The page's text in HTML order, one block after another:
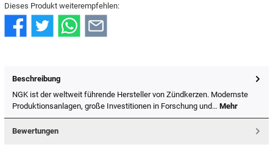
Dieses Produkt weiterempfehlen:
Beschreibung
NGK ist der weltweit führende Hersteller von Zündkerzen. Modernste
Produktionsanlagen, große Investitionen in Forschung und… Mehr
Bewertungen